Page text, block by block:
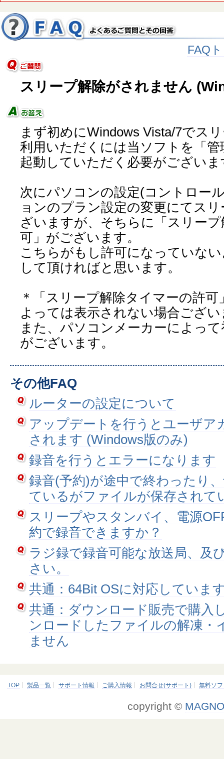
FAQ
スリープ解除がされません
まず初めにWindows Vista/7でス
利用いただくには当ソフトを「
起動していただく必要がございま
次にパソコンの設定(コントロー
ョンのプラン設定の変更にてス
ざいますが、そちらに「スリー
可」がございます。
こちらがもし許可になっていな
して頂ければと思います。
＊「スリープ解除タイマーの許
よっては表示されない場合ござい
また、パソコンメーカーによっ
がございます。
その他FAQ
ルーターの設定について
アップデートを行うとユーザア
されます (Windows版のみ)
録音を行うとエラーになります
録音(予約)が途中で終わったり
ているがファイルが保存されて
スリープやスタンバイ、電源
約で録音できますか？
ラジ録で録音可能な放送局、及
さい。
共通：64Bit OSに対応していま
共通：ダウンロード販売で購入
ンロードしたファイルの解凍・
ません
TOP 製品一覧 サポート情報 ご購入情報 お問合せ(サポート) 無料ソフ
copyright ©